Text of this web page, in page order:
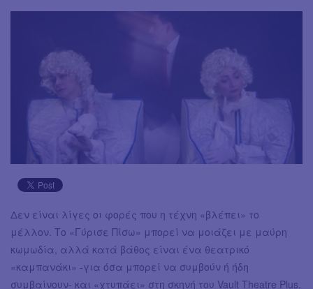
Δεν είναι λίγες οι φορές που η τέχνη «βλέπει» το
μέλλον. Το «Γύρισε Πίσω» μπορεί να μοιάζει με μαύρη
κωμωδία, αλλά κατά βάθος είναι ένα θεατρικό
«καμπανάκι» -για όσα μπορεί να συμβούν ή ήδη
συμβαίνουν- και «χτυπάει» στη σκηνή του Vault Theatre Plus.